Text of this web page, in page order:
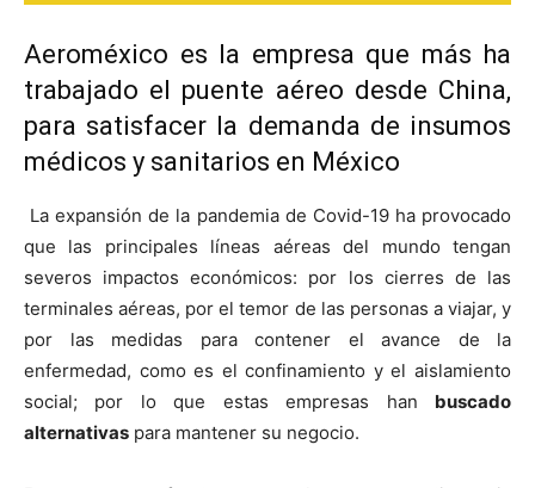
Aeroméxico es la empresa que más ha
trabajado el puente aéreo desde China,
para satisfacer la demanda de insumos
médicos y sanitarios en México
La expansión de la pandemia de Covid-19 ha provocado
que las principales líneas aéreas del mundo tengan
severos impactos económicos: por los cierres de las
terminales aéreas, por el temor de las personas a viajar, y
por las medidas para contener el avance de la
enfermedad, como es el confinamiento y el aislamiento
social; por lo que estas empresas han buscado
alternativas para mantener su negocio.